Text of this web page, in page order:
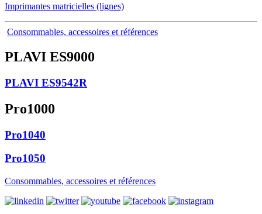
Imprimantes matricielles (lignes)
Consommables, accessoires et références
PLAVI ES9000
PLAVI ES9542R
Pro1000
Pro1040
Pro1050
Consommables, accessoires et références